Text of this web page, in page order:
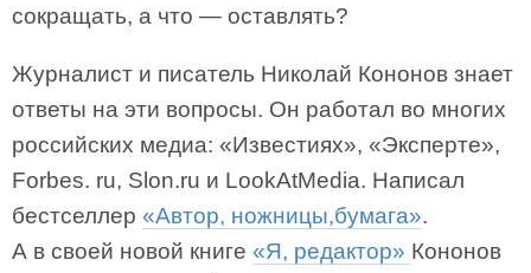
сокращать, а что — оставлять?
Журналист и писатель Николай Кононов знает
ответы на эти вопросы. Он работал во многих
российских медиа: «Известиях», «Эксперте»,
Forbes. ru, Slon.ru и LookAtMedia. Написал
бестселлер «Автор, ножницы,бумага».
А в своей новой книге «Я, редактор» Кононов